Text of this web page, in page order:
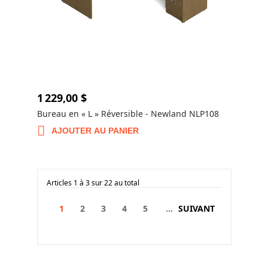
1 229,00 $
Bureau en « L » Réversible - Newland NLP108
AJOUTER AU PANIER
Articles 1 à 3 sur 22 au total
1 2 3 4 5 ... SUIVANT